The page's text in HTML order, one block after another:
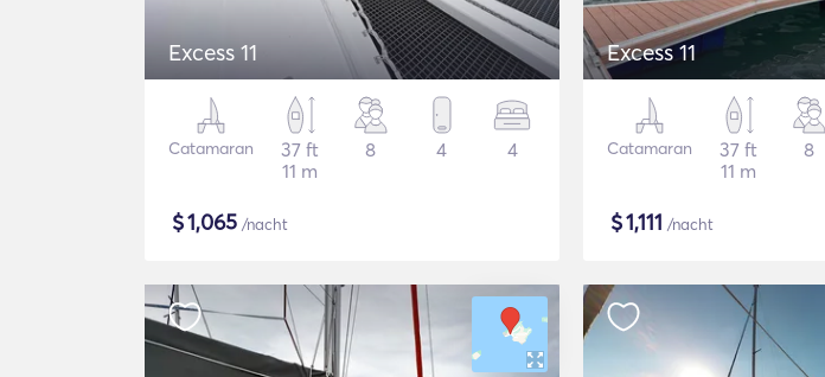
Excess 11
Catamaran
37 ft
11 m
8 4 4
$1,065 /nacht
Excess 11
Catamaran
37 ft
11 m
8
$1,111 /nacht